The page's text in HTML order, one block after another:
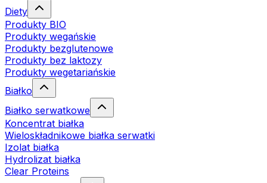
Diety
Produkty BIO
Produkty wegańskie
Produkty bezglutenowe
Produkty bez laktozy
Produkty wegetariańskie
Białko
Białko serwatkowe
Koncentrat białka
Wieloskładnikowe białka serwatki
Izolat białka
Hydrolizat białka
Clear Proteins